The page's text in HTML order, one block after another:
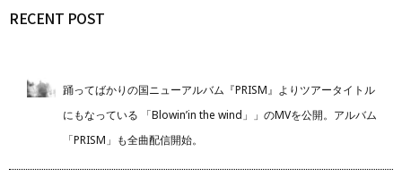
RECENT POST
踊ってばかりの国ニューアルバム『PRISM』よりツアータイトル
にもなっている 「Blowin’in the wind」」のMVを公開。アルバム
「PRISM」も全曲配信開始。